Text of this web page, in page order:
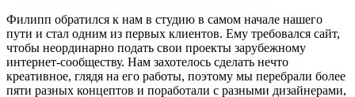
Филипп обратился к нам в студию в самом начале нашего
пути и стал одним из первых клиентов. Ему требовался сайт,
чтобы неординарно подать свои проекты зарубежному
интернет-сообществу. Нам захотелось сделать нечто
креативное, глядя на его работы, поэтому мы перебрали более
пяти разных концептов и поработали с разными дизайнерами,